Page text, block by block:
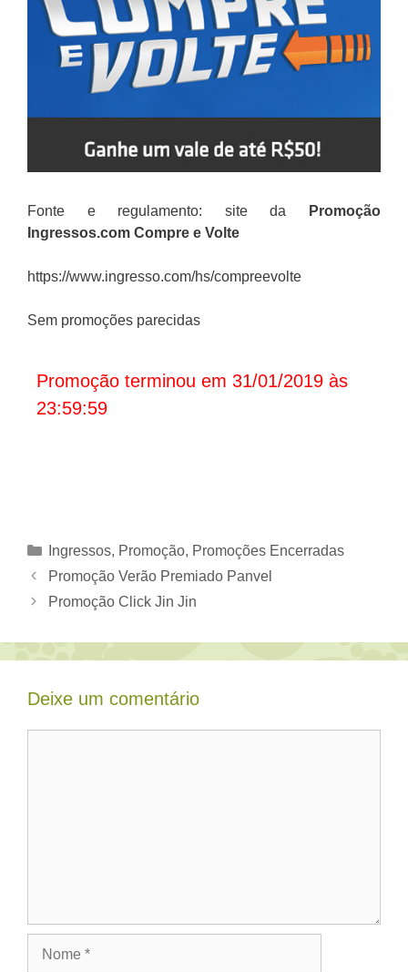
Fonte e regulamento: site da
Promoção
Ingressos.com Compre e Volte
https://www.ingresso.com/hs/compreevolte
Sem promoções parecidas
Promoção terminou em 31/01/2019 às
23:59:59
Categorias
Ingressos, Promoção, Promoções Encerradas
Promoção Verão Premiado Panvel
Promoção Click Jin Jin
Deixe um comentário